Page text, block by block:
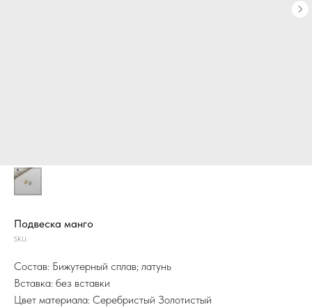
Подвеска манго
SKU:
Состав: Бижутерный сплав; латунь
Вставка: без вставки
Цвет материала: Серебристый Золотистый